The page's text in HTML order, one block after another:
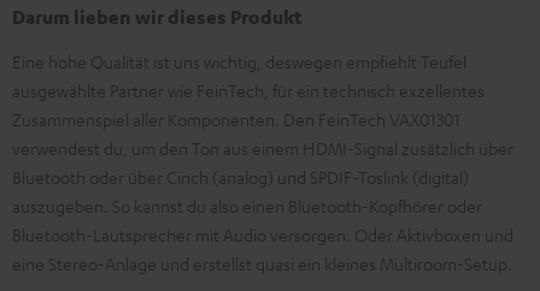
Darum lieben wir dieses Produkt
Eine hohe Qualität ist uns wichtig, deswegen empfiehlt Teufel
ausgewählte Partner wie FeinTech, für ein technisch exzellentes
Zusammenspiel aller Komponenten. Den FeinTech VAX01301
verwendest du, um den Ton aus einem HDMI-Signal zusätzlich über
Bluetooth oder über Cinch (analog) und SPDIF-Toslink (digital)
auszugeben. So kannst du also einen Bluetooth-Kopfhörer oder
Bluetooth-Lautsprecher mit Audio versorgen. Oder Aktivboxen und
eine Stereo-Anlage und erstellst quasi ein kleines Multiroom-Setup.